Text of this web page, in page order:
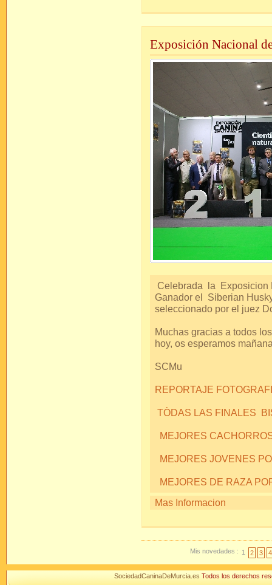
Exposición Nacional
Celebrada la Exposicion
Ganador el Siberian
seleccionado por el juez
Muchas gracias a todos
hoy, os esperamos
SCMu
REPORTAJE
TÒDAS LAS FINALES
MEJORES
MEJORES JOVENES
MEJORES DE RAZA
Mas Informacion
Mis novedades : 1 2 3 4
SociedadCaninaDeMurcia.es Todos los derechos